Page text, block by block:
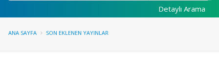
Detaylı Arama
ANA SAYFA SON EKLENEN YAYINLAR